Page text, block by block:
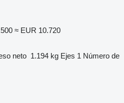
≈ EUR 10.720
neto 1.194 kg Ejes 1 Número de